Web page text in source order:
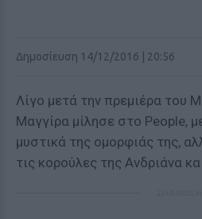
Δημοσίευση 14/12/2016 | 20:56
Λίγο μετά την πρεμιέρα του
Μαγγίρα μίλησε στο People,
μυστικά της ομορφιάς της,
τις κορούλες της Ανδριάνα